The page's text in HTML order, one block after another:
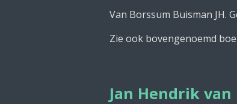
Van Borssum Buisman
Zie ook bovengenoemd
Jan Hendrik